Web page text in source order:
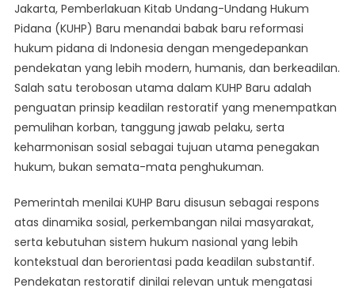
Baru
Hadirkan
Hukum
Pidana
Modern
Dengan
Pendekatan
Restoratif
Jakarta, Pemberlakuan Kitab Undang-Undang Hukum
Pidana (KUHP) Baru menandai babak baru reformasi
hukum pidana di Indonesia dengan mengedepankan
pendekatan yang lebih modern, humanis, dan berkeadilan.
Salah satu terobosan utama dalam KUHP Baru adalah
penguatan prinsip keadilan restoratif yang menempatkan
pemulihan korban, tanggung jawab pelaku, serta
keharmonisan sosial sebagai tujuan utama penegakan
hukum, bukan semata-mata penghukuman.
Pemerintah menilai KUHP Baru disusun sebagai respons
atas dinamika sosial, perkembangan nilai masyarakat,
serta kebutuhan sistem hukum nasional yang lebih
kontekstual dan berorientasi pada keadilan substantif.
Pendekatan restoratif dinilai relevan untuk mengatasi